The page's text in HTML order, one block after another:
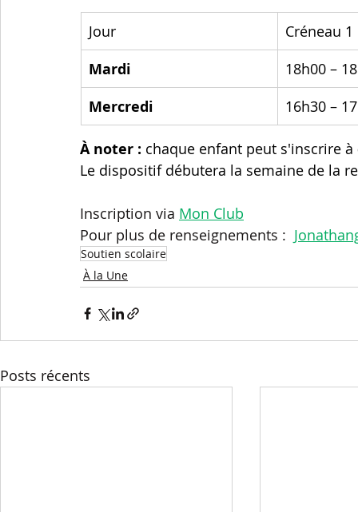
Jour Créneau 1
Mardi 18h00 –
Mercredi 16h30 –
À noter : chaque enfant peut s'inscrire à
Le dispositif débutera la semaine de la
Inscription via Mon Club
Pour plus de renseignements :
Soutien scolaire
À la Une
Posts récents